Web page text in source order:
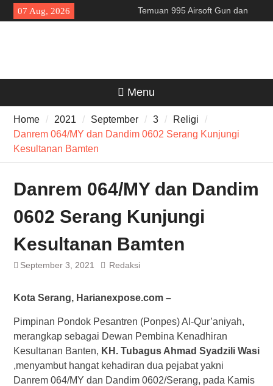
Skip
to
07 Aug, 2026
Temuan 995 Airsoft Gun dan
Narkoba di Sekolah Kebayoran
Masyarakat”
Menu
Home 2021 September 3
Religi
Danrem 064/MY dan Dandim 0602 Serang Kunjungi
Kesultanan Bamten
Danrem 064/MY dan Dandim
0602 Serang Kunjungi
Kesultanan Bamten
September 3, 2021 Redaksi
Kota Serang, Harianexpose.com –
Pimpinan Pondok Pesantren (Ponpes) Al-Qur’aniyah,
merangkap sebagai Dewan Pembina Kenadhiran
Kesultanan Banten, KH. Tubagus Ahmad Syadzili Wasi
,menyambut hangat kehadiran dua pejabat yakni
Danrem 064/MY dan Dandim 0602/Serang, pada Kamis